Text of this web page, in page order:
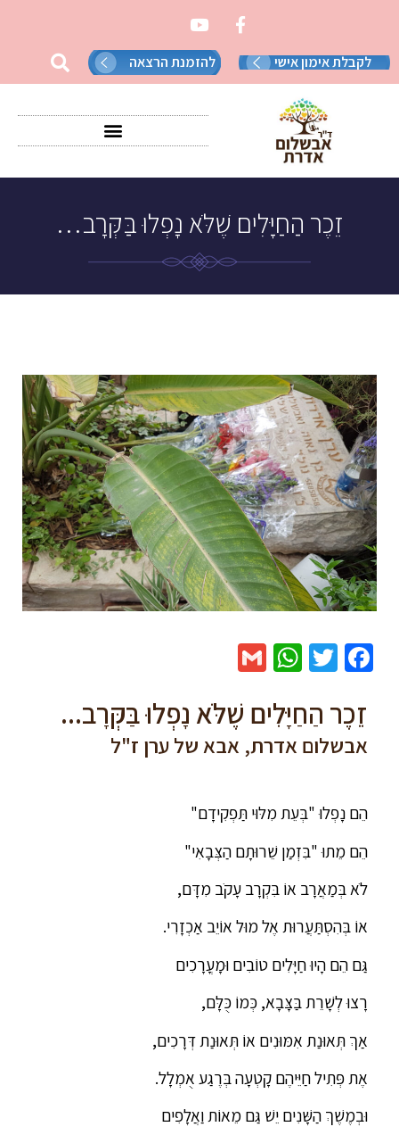
לקבלת אימון אישי להזמנת הרצאה
זֵכֶר הַחַיָּלִים שֶׁלֹּא נָפְלוּ בַּקְּרָב…
Facebook
Twitter
WhatsApp
זֵכֶר הַחַיָּלִים שֶׁלֹּא נָפְלוּ בַּקְּרָב...
אבשלום אדרת, אבא של ערן ז"ל
הֵם נָפְלוּ "בְּעֵת מִלּוּי תַּפְקִידָם"
הֵם מֵתוּ "בִּזְמַן שֵׁרוּתָם הַצְּבָאִי"
לֹא בְּמַאֲרָב אוֹ בִּקְרָב עָקֹב מִדָּם,
אוֹ בְּהִסְתַּעֲרוּת אֶל מוּל אוֹיֵב אַכְזָרִי.
גַּם הֵם הָיוּ חַיָּלִים טוֹבִים וּמָעֳרָכִים
רָצוּ לְשָׁרֵת בַּצָּבָא, כְּמוֹ כֻּלָּם,
אַךְ תְּאוּנַת אִמּוּנִים אוֹ תְּאוּנַת דְּרָכִים,
אֶת פְּתִיל חַיֵּיהֶם קָטְעָה בְּרֶגַע אֻמְלָל.
וּבְמֶשֶׁךְ הַשָּׁנִים יֵשׁ גַּם מֵאוֹת וַאֲלָפִים